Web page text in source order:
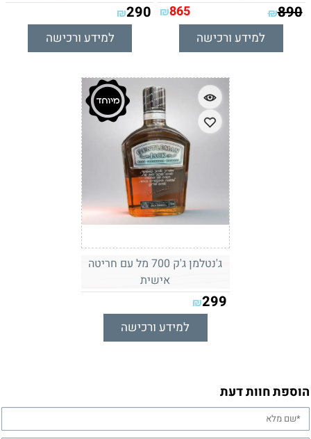
₪890
₪865
למידע ורכישה
₪290
למידע ורכישה
ג'נטלמן ג'ק 700 מל עם חריטה
אישית
₪299
למידע ורכישה
הוספת חוות דעת